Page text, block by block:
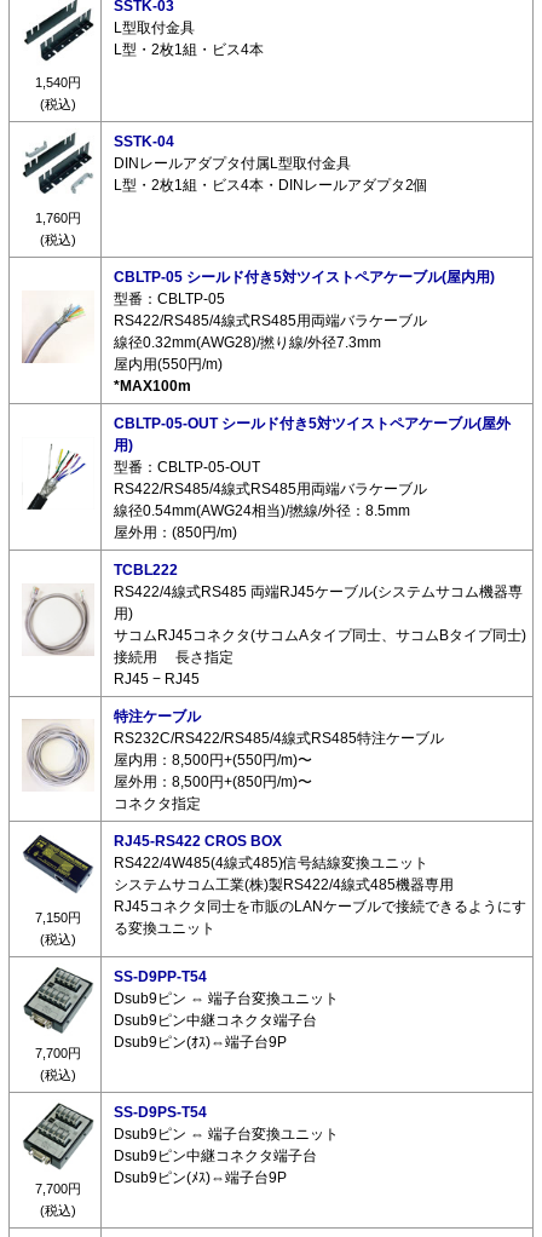
1,540円
(税込)
SSTK-03
L型取付金具
L型・2枚1組・ビス4本
1,760円
(税込)
SSTK-04
DINレールアダプタ付属L型取付金具
L型・2枚1組・ビス4本・DINレールアダプタ2個
CBLTP-05 シールド付き5対ツイストペアケーブル(屋内用)
型番：CBLTP-05
RS422/RS485/4線式RS485用両端バラケーブル
線径0.32mm(AWG28)/撚り線/外径7.3mm
屋内用(550円/m)
*MAX100m
CBLTP-05-OUT シールド付き5対ツイストペアケーブル(屋外
用)
型番：CBLTP-05-OUT
RS422/RS485/4線式RS485用両端バラケーブル
線径0.54mm(AWG24相当)/撚線/外径：8.5mm
屋外用：(850円/m)
TCBL222
RS422/4線式RS485 両端RJ45ケーブル(システムサコム機器専
用)
サコムRJ45コネクタ(サコムAタイプ同士、サコムBタイプ同士)
接続用 長さ指定
RJ45 − RJ45
特注ケーブル
RS232C/RS422/RS485/4線式RS485特注ケーブル
屋内用：8,500円+(550円/m)〜
屋外用：8,500円+(850円/m)〜
コネクタ指定
7,150円
(税込)
RJ45-RS422 CROS BOX
RS422/4W485(4線式485)信号結線変換ユニット
システムサコム工業(株)製RS422/4線式485機器専用
RJ45コネクタ同士を市販のLANケーブルで接続できるようにす
る変換ユニット
7,700円
(税込)
SS-D9PP-T54
Dsub9ピン ⇔ 端子台変換ユニット
Dsub9ピン中継コネクタ端子台
Dsub9ピン(ｵｽ)⇔端子台9P
7,700円
(税込)
SS-D9PS-T54
Dsub9ピン ⇔ 端子台変換ユニット
Dsub9ピン中継コネクタ端子台
Dsub9ピン(ﾒｽ)⇔端子台9P